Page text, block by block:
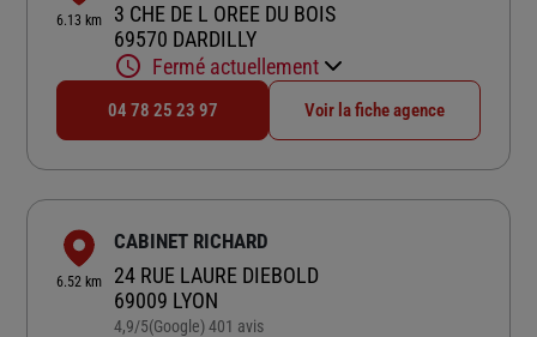
6.13 km
3 CHE DE L OREE DU BOIS
69570 DARDILLY
Fermé actuellement
04 78 25 23 97 Voir la fiche agence
6.52 km
CABINET RICHARD
24 RUE LAURE DIEBOLD
69009 LYON
4,9/5Note de 4.9 sur 5
(Google) 401 avis